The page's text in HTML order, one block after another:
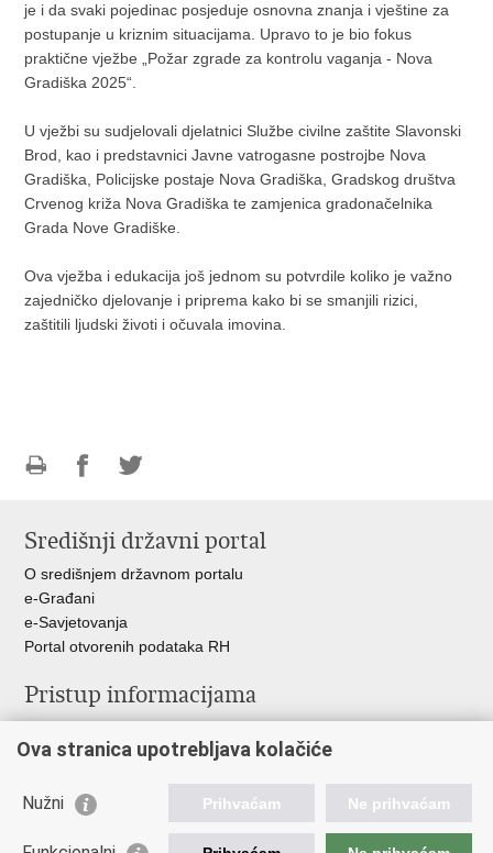
je i da svaki pojedinac posjeduje osnovna znanja i vještine za
postupanje u kriznim situacijama. Upravo to je bio fokus
praktične vježbe „Požar zgrade za kontrolu vaganja - Nova
Gradiška 2025“.
U vježbi su sudjelovali djelatnici Službe civilne zaštite Slavonski
Brod, kao i predstavnici Javne vatrogasne postrojbe Nova
Gradiška, Policijske postaje Nova Gradiška, Gradskog društva
Crvenog križa Nova Gradiška te zamjenica gradonačelnika
Grada Nove Gradiške.
Ova vježba i edukacija još jednom su potvrdile koliko je važno
zajedničko djelovanje i priprema kako bi se smanjili rizici,
zaštitili ljudski životi i očuvala imovina.
FacebookuTwitteru
Središnji državni portal
O središnjem državnom portalu
e-Građani
e-Savjetovanja
Portal otvorenih podataka RH
Pristup informacijama
Savjetovanje
Zapošljavanje
Odnosi s javnošću
Ova stranica upotrebljava kolačiće
Nužni Prihvaćam Ne prihvaćam